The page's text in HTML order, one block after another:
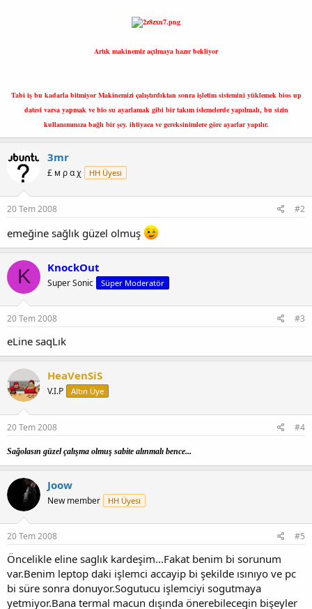
Artık makinemiz açılmaya hazır bekliyor
Tabi iş bu kadarla bitmiyor Makinemizi çalıştırdıktan sonra işletim sistemini yüklemek bios up
datesi varsa yapmak ve bio su ayarlamak gibi bir takım islemelerde yapılmalı, bu sizin
kullanımınıza bağlı bir şey. ihtiyaca ve gereksinimlere göre ayarlar yapılır.
3mr
£ м ρ α χ HH Üyesi
20 Tem 2008 #2
emeğine sağlık güzel olmuş
K KnockOut
Super Sonic Süper Moderatör
20 Tem 2008 #3
eLine saqLık
HeaVenSiS
V.I.P Altın Üye
20 Tem 2008 #4
Sağolasın güzel çalışma olmuş sabite alınmalı bence...
Joow
New member HH Üyesi
20 Tem 2008 #5
Öncelikle eline saglık kardeşim...Fakat benim bi sorunum
var.Benim leptop daki işlemci accayip bi şekilde ısınıyo ve pc
bi süre sonra donuyor.Sogutucu işlemciyi sogutmaya
yetmiyor.Bana termal macun dışında önerebilecegin bişeyler